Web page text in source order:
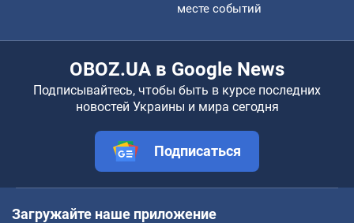
месте событий
OBOZ.UA в Google News
Подписывайтесь, чтобы быть в курсе последних
новостей Украины и мира сегодня
Подписаться
Загружайте наше приложение